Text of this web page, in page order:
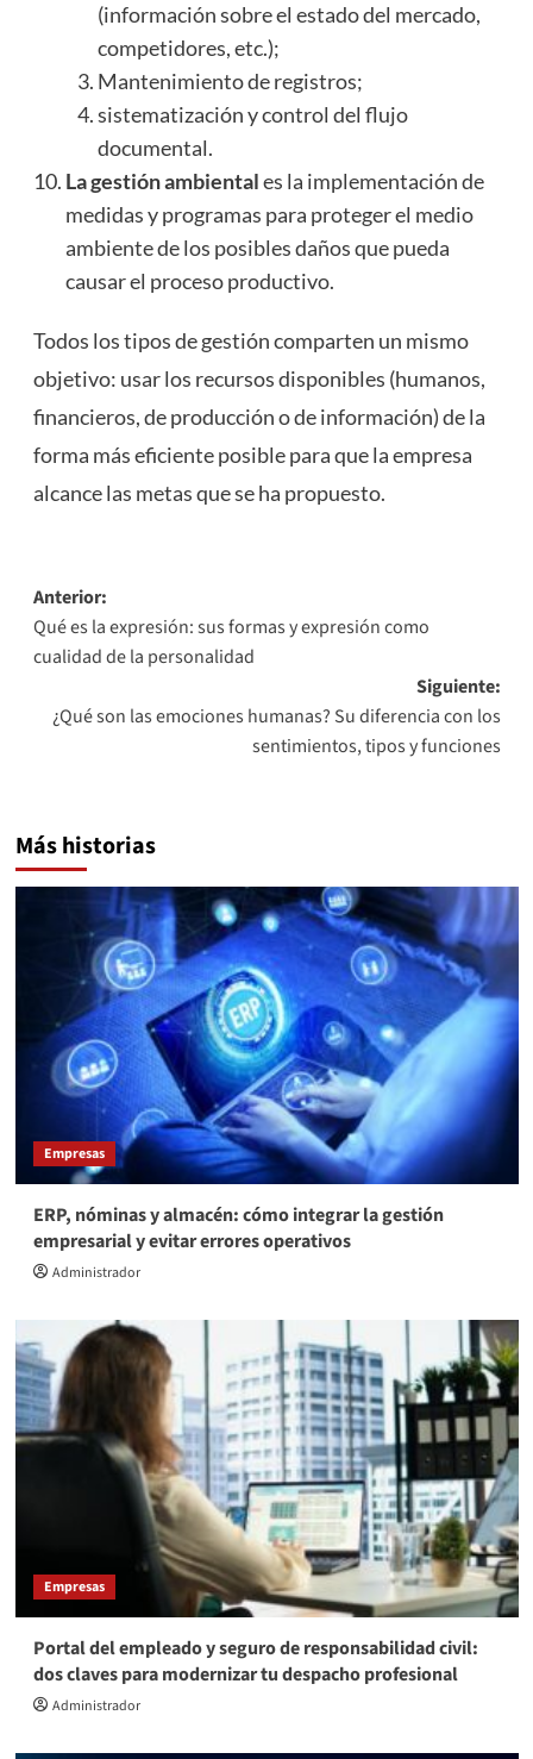
(información sobre el estado del mercado,
competidores, etc.);
Mantenimiento de registros;
sistematización y control del flujo
documental.
La gestión ambientales la implementación de
medidas y programas para proteger el medio
ambiente de los posibles daños que pueda
causar el proceso productivo.
Todos los tipos de gestión comparten un mismo
objetivo: usar los recursos disponibles (humanos,
financieros, de producción o de información) de la
forma más eficiente posible para que la empresa
alcance las metas que se ha propuesto.
Navegación
de
entradas
Anterior:
Qué es la expresión: sus formas y expresión como
cualidad de la personalidad
Siguiente:
¿Qué son las emociones humanas? Su diferencia con los
sentimientos, tipos y funciones
Más historias
Empresas
ERP, nóminas y almacén: cómo integrar la gestión
empresarial y evitar errores operativos
Administrador
Empresas
Portal del empleado y seguro de responsabilidad civil:
dos claves para modernizar tu despacho profesional
Administrador